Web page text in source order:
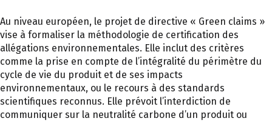
Au niveau européen, le projet de directive « Green claims »
vise à formaliser la méthodologie de certification des
allégations environnementales. Elle inclut des critères
comme la prise en compte de l’intégralité du périmètre du
cycle de vie du produit et de ses impacts
environnementaux, ou le recours à des standards
scientifiques reconnus. Elle prévoit l’interdiction de
communiquer sur la neutralité carbone d’un produit ou